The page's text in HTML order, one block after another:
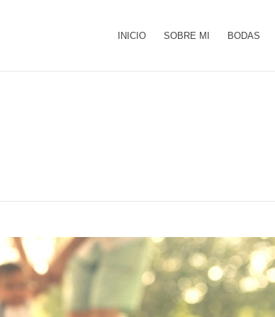
INICIO SOBRE MI BODAS